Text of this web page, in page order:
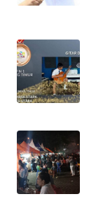
LESUNG
WN
KARO
WN
SIMALUNGUN
WN